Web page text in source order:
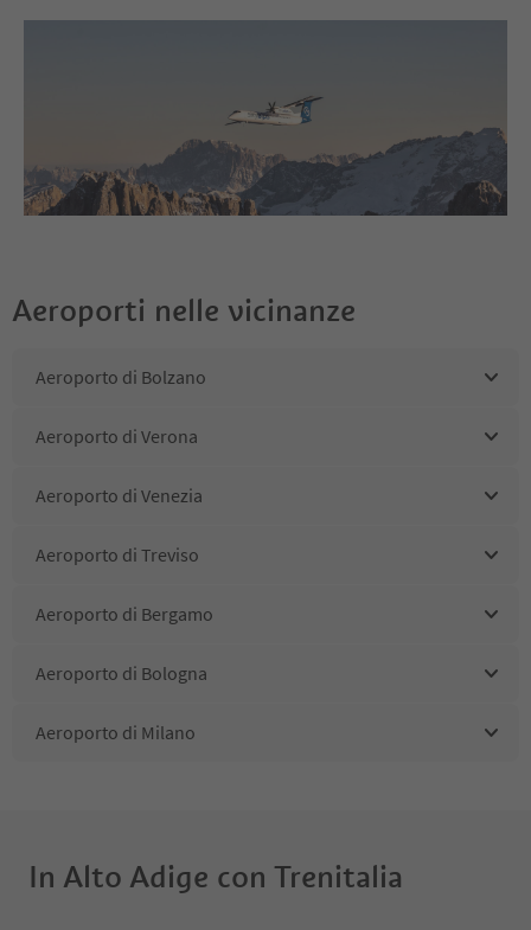
Aeroporti nelle vicinanze
Aeroporto di Bolzano
Aeroporto di Verona
Aeroporto di Venezia
Aeroporto di Treviso
Aeroporto di Bergamo
Aeroporto di Bologna
Aeroporto di Milano
In Alto Adige con Trenitalia